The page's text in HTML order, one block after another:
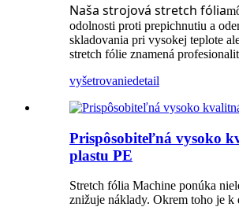
Naša strojová stretch fólia
odolnosti proti prepichnutiu a
skladovania pri vysokej teplote
stretch fólie znamená
vyšetrovaniedetail
Prispôsobiteľná vysoko
plastu PE
Stretch fólia Machine ponúka
znižuje náklady. Okrem toho je